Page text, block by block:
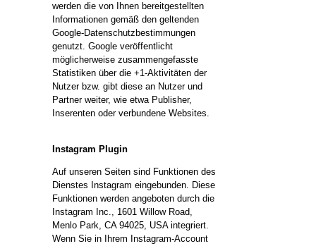
werden die von Ihnen bereitgestellten
Informationen gemäß den geltenden
Google-Datenschutzbestimmungen
genutzt. Google veröffentlicht
möglicherweise zusammengefasste
Statistiken über die +1-Aktivitäten der
Nutzer bzw. gibt diese an Nutzer und
Partner weiter, wie etwa Publisher,
Inserenten oder verbundene Websites.
Instagram Plugin
Auf unseren Seiten sind Funktionen des
Dienstes Instagram eingebunden. Diese
Funktionen werden angeboten durch die
Instagram Inc., 1601 Willow Road,
Menlo Park, CA 94025, USA integriert.
Wenn Sie in Ihrem Instagram-Account